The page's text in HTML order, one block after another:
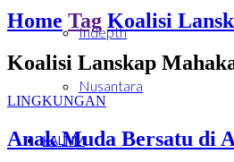
Indepth
Nusantara
KALTIM
Home Tag Koalisi
Koalisi Lanskap
LINGKUNGAN
Anak Muda Bersatu di